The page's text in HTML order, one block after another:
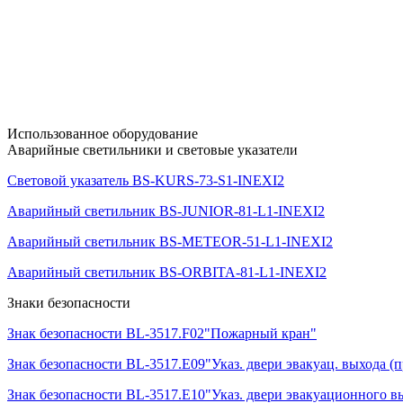
Использованное оборудование
Аварийные светильники и световые указатели
Световой указатель BS-KURS-73-S1-INEXI2
Аварийный светильник BS-JUNIOR-81-L1-INEXI2
Аварийный светильник BS-METEOR-51-L1-INEXI2
Аварийный светильник BS-ORBITA-81-L1-INEXI2
Знаки безопасности
Знак безопасности BL-3517.F02"Пожарный кран"
Знак безопасности BL-3517.E09"Указ. двери эвакуац. выхода
Знак безопасности BL-3517.E10"Указ. двери эвакуационного